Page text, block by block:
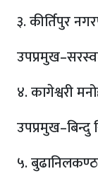
३. कीर्तिपुर
४. कागेश्वरी
उपप्रमुख–बिन्दु
५.